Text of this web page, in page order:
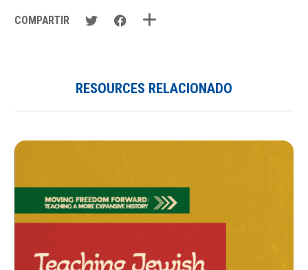
COMPARTIR
RESOURCES RELACIONADO